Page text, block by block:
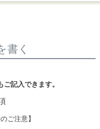
書く
記入できます。
ご注意】